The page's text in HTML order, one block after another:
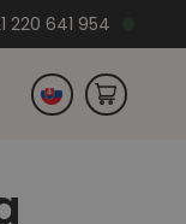
220 641 954